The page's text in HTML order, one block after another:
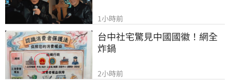
1小時前
台中社宅驚見中國國徽！網全
炸鍋
2小時前